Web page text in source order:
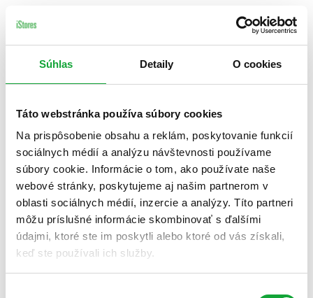
Súhlas Detaily O cookies
Táto webstránka používa súbory cookies
Na prispôsobenie obsahu a reklám, poskytovanie funkcií
sociálnych médií a analýzu návštevnosti používame
súbory cookie. Informácie o tom, ako používate naše
webové stránky, poskytujeme aj našim partnerom v
oblasti sociálnych médií, inzercie a analýzy. Títo partneri
môžu príslušné informácie skombinovať s ďalšími
údajmi, ktoré ste im poskytli alebo ktoré od vás získali,
keď ste používali ich služby.